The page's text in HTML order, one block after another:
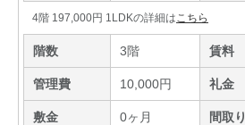
4階 197,000円 1LDKの詳細は こちら
階数 3階 賃料
管理費 10,000円 礼金
敷金 0ヶ月 間取り